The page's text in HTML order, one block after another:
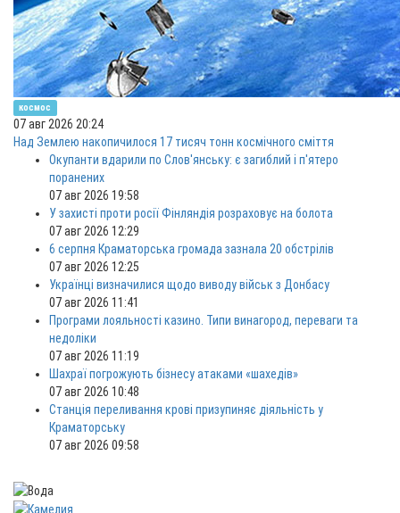
космос
07 авг 2026 20:24
Над Землею накопичилося 17 тисяч тонн космічного сміття
Окупанти вдарили по Слов'янську: є загиблий і п'ятеро
поранених
07 авг 2026 19:58
У захисті проти росії Фінляндія розраховує на болота
07 авг 2026 12:29
6 серпня Краматорська громада зазнала 20 обстрілів
07 авг 2026 12:25
Українці визначилися щодо виводу військ з Донбасу
07 авг 2026 11:41
Програми лояльності казино. Типи винагород, переваги та
недоліки
07 авг 2026 11:19
Шахраї погрожують бізнесу атаками «шахедів»
07 авг 2026 10:48
Станція переливання крові призупиняє діяльність у
Краматорську
07 авг 2026 09:58